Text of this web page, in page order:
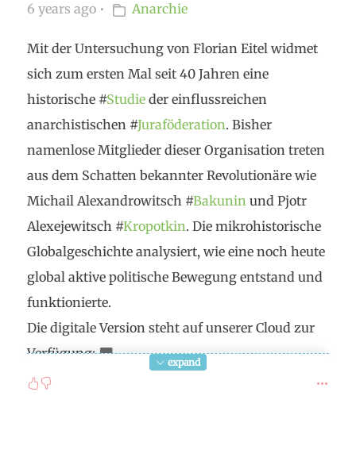
6 years ago
Anarchie
Mit der Untersuchung von Florian Eitel widmet
sich zum ersten Mal seit 40 Jahren eine
historische #Studie der einflussreichen
anarchistischen #Juraföderation. Bisher
namenlose Mitglieder dieser Organisation treten
aus dem Schatten bekannter Revolutionäre wie
Michail Alexandrowitsch #Bakunin und Pjotr
Alexejewitsch #Kropotkin. Die mikrohistorische
Globalgeschichte analysiert, wie eine noch heute
global aktive politische Bewegung entstand und
funktionierte.
Die digitale Version steht auf unserer Cloud zur
Verfügung:
https://labonneheure.ch/cloud/philosophie/Litera
expand